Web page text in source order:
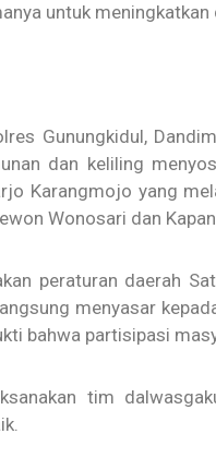
untuk
Gunungkidul,
dan keliling
Karangmojo yang
Wonosari dan
peraturan daerah
menyasar
bahwa partisipasi
tim